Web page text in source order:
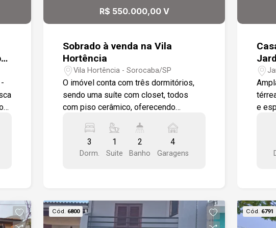
R$ 550.000,00 V
Sobrado à venda na Vila
Hortência
Vila Hortência - Sorocaba/SP
O imóvel conta com três dormitórios,
sendo uma suíte com closet, todos
com piso cerâmico, oferecendo
em estilo aberto é integrada à cozinha,
criando um ambiente moderno e
acolhedor. Dispõe ainda de banheiro
Localizado em um dos bairros mais
valorizados da cidade, o sobrado está
3
Dorm.
1
Suite
2
Banho
4
Garagens
e
de
455
Cód. 6800 Cód. 6791